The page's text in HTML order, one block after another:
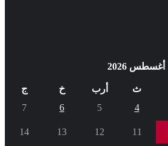
أغسطس 2026
ث أرب خ
ج
4
5
6
7
11
12
13
14